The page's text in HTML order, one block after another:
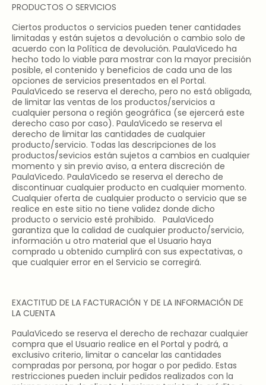
PRODUCTOS O SERVICIOS
Ciertos productos o servicios pueden tener cantidades
limitadas y están sujetos a devolución o cambio solo de
acuerdo con la Política de devolución. PaulaVicedo ha
hecho todo lo viable para mostrar con la mayor precisión
posible, el contenido y beneficios de cada una de las
opciones de servicios presentados en el Portal.
PaulaVicedo se reserva el derecho, pero no está obligada,
de limitar las ventas de los productos/servicios a
cualquier persona o región geográfica (se ejercerá este
derecho caso por caso). PaulaVicedo se reserva el
derecho de limitar las cantidades de cualquier
producto/servicio. Todas las descripciones de los
productos/sevicios están sujetos a cambios en cualquier
momento y sin previo aviso, a entera discreción de
PaulaVicedo. PaulaVicedo se reserva el derecho de
discontinuar cualquier producto en cualquier momento.
Cualquier oferta de cualquier producto o servicio que se
realice en este sitio no tiene validez donde dicho
producto o servicio esté prohibido. PaulaVicedo
garantiza que la calidad de cualquier producto/servicio,
información u otro material que el Usuario haya
comprado u obtenido cumplirá con sus expectativas, o
que cualquier error en el Servicio se corregirá.
EXACTITUD DE LA FACTURACIÓN Y DE LA INFORMACIÓN DE
LA CUENTA
PaulaVicedo se reserva el derecho de rechazar cualquier
compra que el Usuario realice en el Portal y podrá, a
exclusivo criterio, limitar o cancelar las cantidades
compradas por persona, por hogar o por pedido. Estas
restricciones pueden incluir pedidos realizados con la